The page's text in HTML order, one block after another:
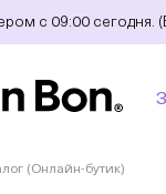
с 09:00
(Онлайн-бутик)